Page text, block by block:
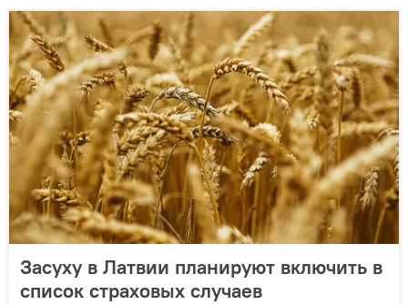
Засуху в Латвии планируют включить в
список страховых случаев